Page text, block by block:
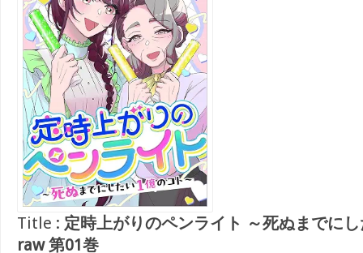
Title : 定時上がりのペンライト ～死ぬまでに
raw 第01巻